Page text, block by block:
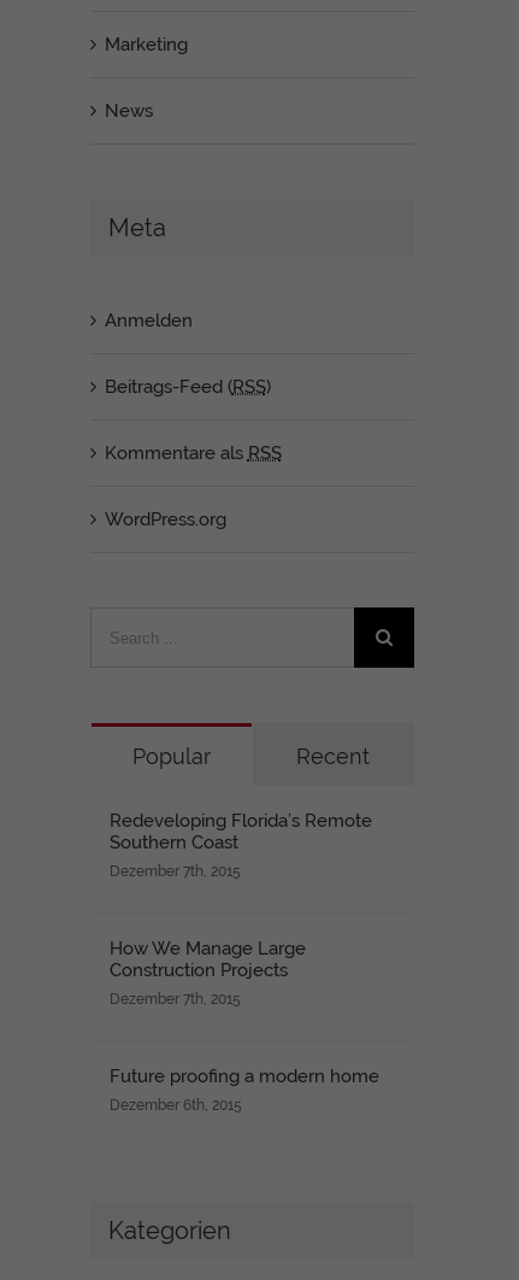
Marketing
News
Meta
Anmelden
Beitrags-Feed (RSS)
Kommentare als RSS
WordPress.org
Search
Popular Recent
Redeveloping Florida’s Remote
Southern Coast
Dezember 7th, 2015
How We Manage Large
Construction Projects
Dezember 7th, 2015
Future proofing a modern home
Dezember 6th, 2015
Kategorien